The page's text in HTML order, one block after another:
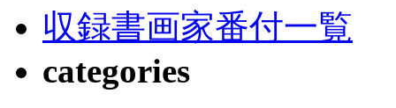
収録書画家番付一覧
categories